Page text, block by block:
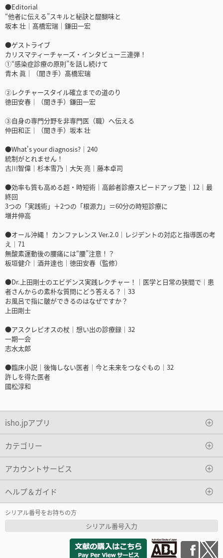
●Editorial
“他者に伝える”スキルと秘訣と醍醐味と
坂本 壮｜髙橋宏瑞｜鎌田一宏
●ゲストライブ
カリスマティーチャーズ・インタビュー三連弾！
①“感染症診療の原則”を話し続けて
青木 眞｜（聞き手）髙橋宏瑞
②レクチャースタイル確立までの道のり
徳田安春｜（聞き手）鎌田一宏
③自身の専門分野を非専門医（職）へ伝える
仲田和正｜（聞き手）坂本 壮
●What's your diagnosis?｜240
統制がとれません！
古川智偉｜杉本雪乃｜大矢 亮｜藤本卓司
●効率も質も高める超・時短術｜高齢者診療スピードアップ塾｜12｜最
終回
3つの「実践術」＋2つの「根源力」＝60分の時短診療に
増井伸高
●オール沖縄！ カンファレンス Ver.2.0｜レジデントの対応と指導医の考
え｜71
無酸素運動後の腰痛には“腰”注意！？
板垣健介｜酒井達也｜徳田安春（監修）
●Dr.上田剛士のエビデンス実践レクチャー！｜医学と日常の狭間で｜患
者さんからの素朴な質問にどう答える？｜33
お風呂で指に皺ができるのはなぜですか？
上田剛士
●アスクレピオスの杖｜想い出の診療録｜32
一期一会
志水太郎
●臨床小説｜後悔しない医者｜今と未来をつなぐもの｜32
許しを得た医者
國松淳和
isho.jpアプリ
カテゴリー
アカウントサービス
ヘルプ＆ガイド
シリアル番号をお持ちの方
シリアル番号入力